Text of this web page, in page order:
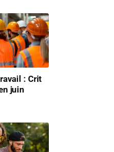
: Crit
juin